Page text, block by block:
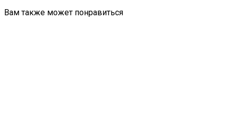
Вам также может понравиться